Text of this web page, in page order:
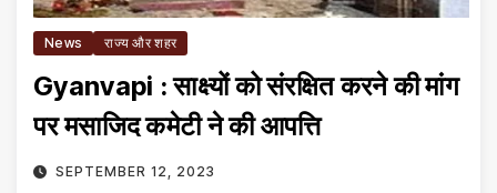
News राज्य और शहर
Gyanvapi : साक्ष्यों को संरक्षित करने की मांग
पर मसाजिद कमेटी ने की आपत्ति
SEPTEMBER 12, 2023